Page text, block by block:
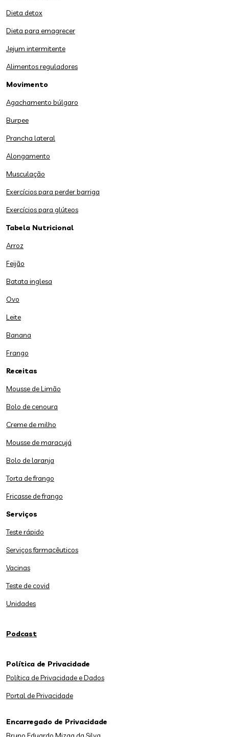
Dieta detox
Dieta para emagrecer
Jejum intermitente
Alimentos reguladores
Movimento
Agachamento búlgaro
Burpee
Prancha lateral
Alongamento
Musculação
Exercícios para perder barriga
Exercícios para glúteos
Tabela Nutricional
Arroz
Feijão
Batata inglesa
Ovo
Leite
Banana
Frango
Receitas
Mousse de Limão
Bolo de cenoura
Creme de milho
Mousse de maracujá
Bolo de laranja
Torta de frango
Fricasse de frango
Serviços
Teste rápido
Serviços farmacêuticos
Vacinas
Teste de covid
Unidades
Podcast
Política de Privacidade
Política de Privacidade e Dados
Portal de Privacidade
Encarregado de Privacidade